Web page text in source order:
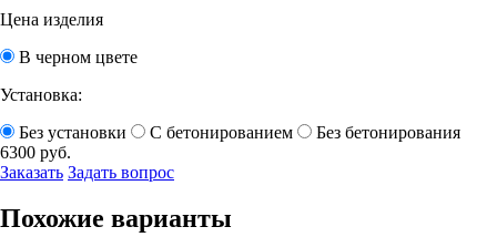
Цена изделия
В черном цвете
Установка:
Без установки
С бетонированием
Без бетонирования
6300 руб.
Заказать Задать вопрос
Похожие варианты